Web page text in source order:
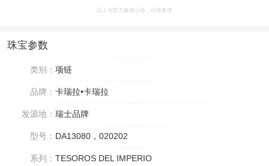
以上为官方媒体公价，仅供参考
珠宝参数
类别： 项链
品牌： 卡瑞拉•卡瑞拉
发源地： 瑞士品牌
型号： DA13080，020202
系列： TESOROS DEL IMPERIO